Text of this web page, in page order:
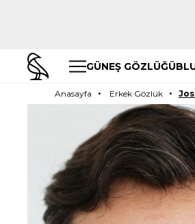
GÜNEŞ GÖZLÜĞÜ
Anasayfa Erkek Gözlük